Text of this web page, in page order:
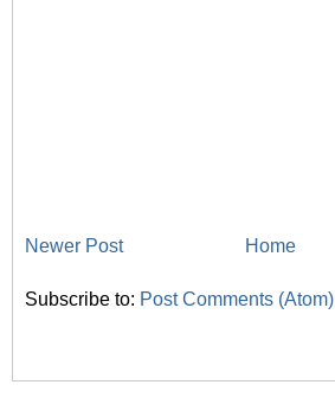
Newer Post Home
Subscribe to: Post Comments (Atom)